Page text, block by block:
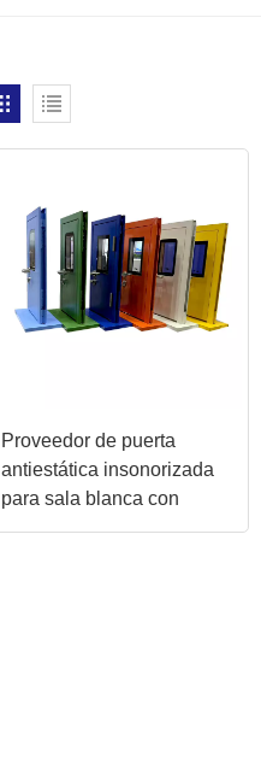
Proveedor de puerta
antiestática insonorizada
para sala blanca con
eficiencia U15/U16/U17